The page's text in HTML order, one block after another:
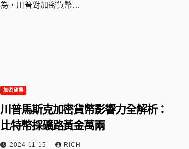
為，川普對加密貨幣…
加密貨幣
川普馬斯克加密貨幣影響力全解析：
比特幣採礦路黃金萬兩
2024-11-15 RICH